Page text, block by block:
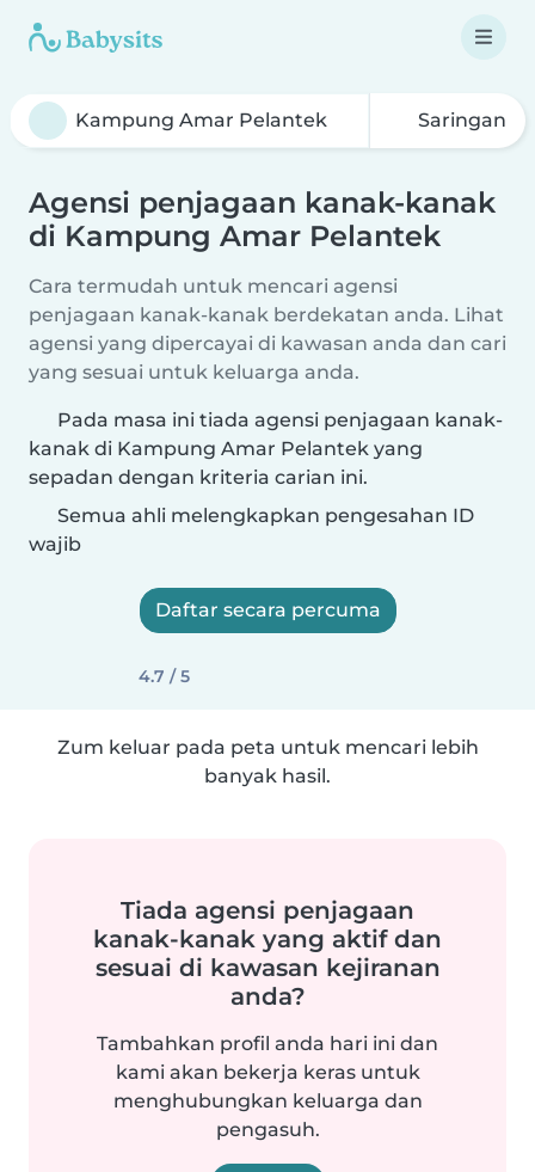
Saringan
Agensi penjagaan kanak-kanak
di Kampung Amar Pelantek
Cara termudah untuk mencari agensi
penjagaan kanak-kanak berdekatan anda. Lihat
agensi yang dipercayai di kawasan anda dan cari
yang sesuai untuk keluarga anda.
Pada masa ini tiada agensi penjagaan kanak-
kanak di Kampung Amar Pelantek yang
sepadan dengan kriteria carian ini.
Semua ahli melengkapkan pengesahan ID
wajib
Daftar secara percuma
4.7 / 5
Zum keluar pada peta untuk mencari lebih
banyak hasil.
Tiada agensi penjagaan
kanak-kanak yang aktif dan
sesuai di kawasan kejiranan
anda?
Tambahkan profil anda hari ini dan
kami akan bekerja keras untuk
menghubungkan keluarga dan
pengasuh.